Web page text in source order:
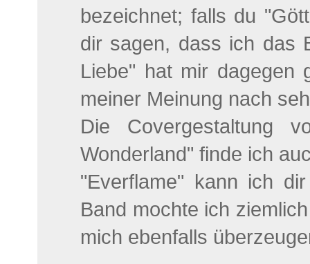
bezeichnet; falls du
dir sagen, dass ich das
Liebe" hat mir dagegen
meiner Meinung nach
Die Covergestaltung
Wonderland" finde ich
"Everflame" kann ich
Band mochte ich
mich ebenfalls